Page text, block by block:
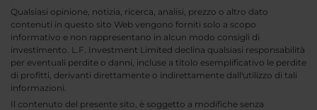
Qualsiasi opinione, notizia, ricerca, analisi, prezzo o altro dato
contenuti in questo sito Web vengono forniti solo a scopo
informativo e non rappresentano in alcun modo consigli di
investimento. L.F. Investment Limited declina qualsiasi responsabilità
per eventuali perdite o danni, incluse a titolo esemplificativo le perdite
di profitti, derivanti direttamente o indirettamente dall'utilizzo di tali
informazioni.
Il contenuto del presente sito, è soggetto a modifiche senza